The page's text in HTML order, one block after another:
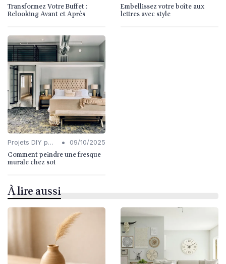
Transformez Votre Buffet :
Relooking Avant et Après
Embellissez votre boîte aux
lettres avec style
Projets DIY pour l'Intérieur • 09/10/2025
Comment peindre une fresque
murale chez soi
À lire aussi